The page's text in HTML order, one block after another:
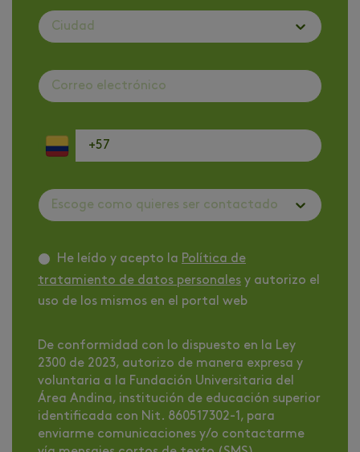
Ciudad
Escoge como quieres ser contactado
He leído y acepto la Política de
tratamiento de datos personales y autorizo el
uso de los mismos en el portal web
De conformidad con lo dispuesto en la Ley
2300 de 2023, autorizo de manera expresa y
voluntaria a la Fundación Universitaria del
Área Andina, institución de educación superior
identificada con Nit. 860517302-1, para
enviarme comunicaciones y/o contactarme